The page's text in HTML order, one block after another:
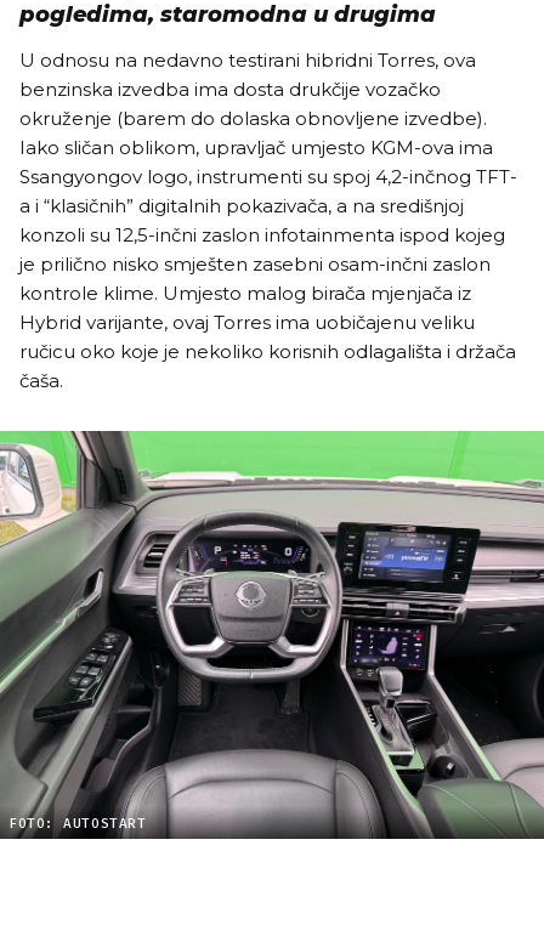
pogledima, staromodna u drugima
U odnosu na nedavno testirani hibridni Torres, ova
benzinska izvedba ima dosta drukčije vozačko
okruženje (barem do dolaska obnovljene izvedbe).
Iako sličan oblikom, upravljač umjesto KGM-ova ima
Ssangyongov logo, instrumenti su spoj 4,2-inčnog TFT-
a i “klasičnih” digitalnih pokazivača, a na središnjoj
konzoli su 12,5-inčni zaslon infotainmenta ispod kojeg
je prilično nisko smješten zasebni osam-inčni zaslon
kontrole klime. Umjesto malog birača mjenjača iz
Hybrid varijante, ovaj Torres ima uobičajenu veliku
ručicu oko koje je nekoliko korisnih odlagališta i držača
čaša.
FOTO: AUTOSTART